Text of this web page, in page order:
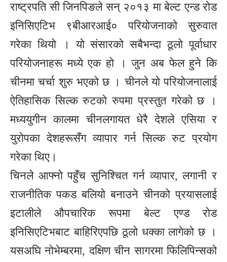
राष्ट्रपति सी जिनपिङले सन् २०१३ मा बेल्ट एन्ड रोड
इनिसिएटिभ ९बीआरआई० परियोजनाको सुरुवात
गरेका थियो । यो संसारको सबैभन्दा ठूलो पूर्वाधार
परियोजनाहरू मध्ये एक हो । जुन अब फेल हुने कि
चीनमा चर्चा शुरु भएको छ । चीनले यो परियोजनालाई
ऐतिहासिक सिल्क रुटको रुपमा प्रस्तुत गरेको छ ।
मध्ययुगीन कालमा चीनलगायत धेरै देशले एसिया र
युरोपका देशहरूसँग व्यापार गर्न सिल्क रुट प्रयोग
गरेका थिए।
चिनले आफ्नो पहुँच सुनिश्चित गर्न व्यापार, लगानी र
राजनीतिक पकड बलियो बनाउने चीनको प्रयासलाई
इटालीले औपचारिक रूपमा बेल्ट एण्ड रोड
इनिसिएटिभबाट बाहिरिएपछि ठूलो धक्का लागेको छ ।
यसअघि नोभेम्बरमा, दक्षिण चीन सागरमा फिलिपिन्सको